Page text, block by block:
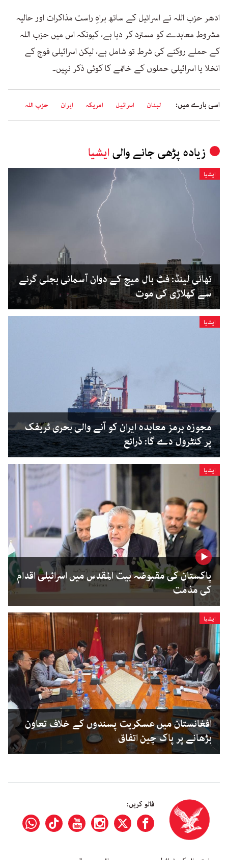
ادھر حزب اللہ نے اسرائیل کے ساتھ براہِ راست مذاکرات اور حالیہ
مشروط معاہدے کو مسترد کر دیا ہے، کیونکہ اس میں حزب اللہ
کے حملے روکنے کی شرط تو شامل ہے، لیکن اسرائیلی فوج کے
انخلا یا اسرائیلی حملوں کے خاتمے کا کوئی ذکر نہیں۔
اسی بارے میں: لبنان اسرائیل امریکہ ایران حزب اللہ
زیادہ پڑھی جانے والیایشیا
ایشیا
تھائی لینڈ: فٹ بال میچ کے دوان آسمانی بجلی گرنے
سے کھلاڑی کی موت
ایشیا
مجوزہ ہرمز معاہدہ ایران کو آنے والی بحری ٹریفک
پر کنٹرول دے گا: ذرائع
ایشیا
پاکستان کی مقبوضہ بیت المقدس میں اسرائیلی اقدام
کی مذمت
ایشیا
افغانستان میں عسکریت پسندوں کے خلاف تعاون
بڑھانے پر پاک چین اتفاق
فالو کریں: